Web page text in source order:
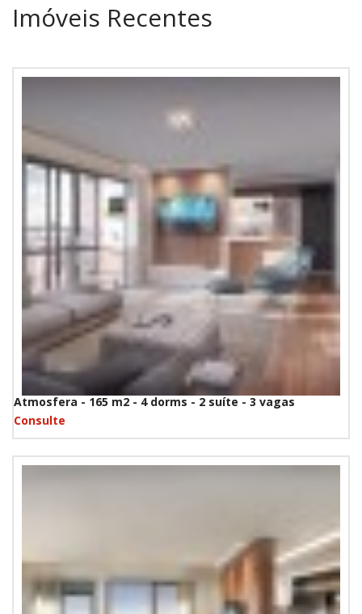
Imóveis Recentes
Atmosfera - 165 m2 - 4 dorms - 2 suíte - 3 vagas
Consulte